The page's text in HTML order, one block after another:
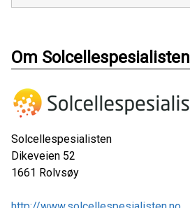
Om Solcellespesialisten
Solcellespesialisten
Dikeveien 52
1661 Rolvsøy